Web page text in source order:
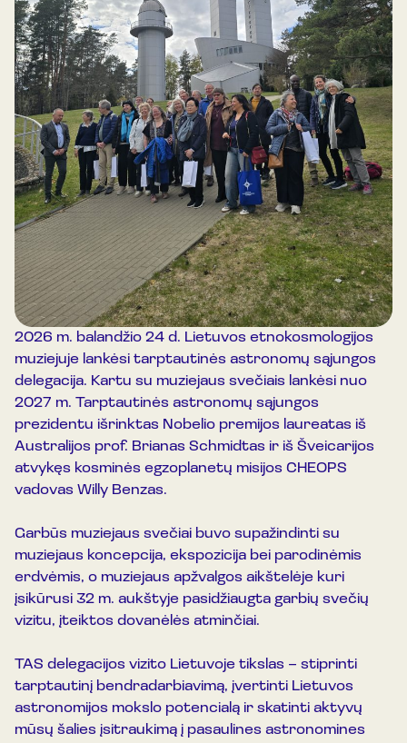
2026 m. balandžio 24 d. Lietuvos etnokosmologijos
muziejuje lankėsi tarptautinės astronomų sąjungos
delegacija. Kartu su muziejaus svečiais lankėsi nuo
2027 m. Tarptautinės astronomų sąjungos
prezidentu išrinktas Nobelio premijos laureatas iš
Australijos prof. Brianas Schmidtas ir iš Šveicarijos
atvykęs kosminės egzoplanetų misijos CHEOPS
vadovas Willy Benzas.
Garbūs muziejaus svečiai buvo supažindinti su
muziejaus koncepcija, ekspozicija bei parodinėmis
erdvėmis, o muziejaus apžvalgos aikštelėje kuri
įsikūrusi 32 m. aukštyje pasidžiaugta garbių svečių
vizitu, įteiktos dovanėlės atminčiai.
TAS delegacijos vizito Lietuvoje tikslas – stiprinti
tarptautinį bendradarbiavimą, įvertinti Lietuvos
astronomijos mokslo potencialą ir skatinti aktyvų
mūsų šalies įsitraukimą į pasaulines astronomines